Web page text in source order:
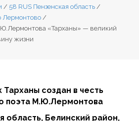
/ 58 RUS Пензенская область /
Лермонтово /
«Тарханы» — великий
жизни
Тарханы создан в честь
поэта М.Ю.Лермонтова
область, Белинский район,